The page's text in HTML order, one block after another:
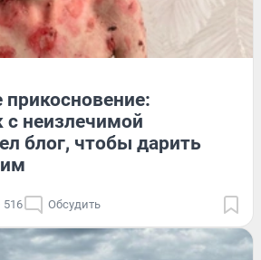
с неизлечимой
блог, чтобы дарить
516 Обсудить